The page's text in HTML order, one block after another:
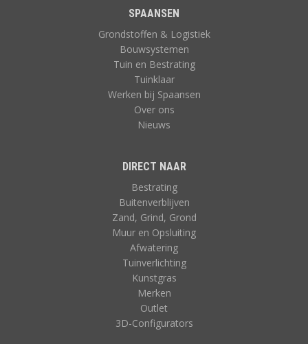
SPAANSEN
Grondstoffen & Logistiek
Bouwsystemen
Tuin en Bestrating
Tuinklaar
Werken bij Spaansen
Over ons
Nieuws
DIRECT NAAR
Bestrating
Buitenverblijven
Zand, Grind, Grond
Muur en Opsluiting
Afwatering
Tuinverlichting
Kunstgras
Merken
Outlet
3D-Configurators